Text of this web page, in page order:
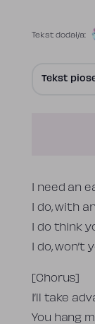
Tekst dodał/a:
Tekst
Tekst
I need an
I do, with
I do think
I do, won’t
[Chorus]
I’ll take
You hang